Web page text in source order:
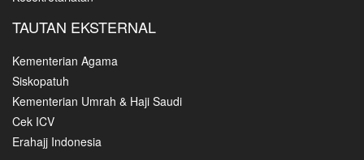
TAUTAN EKSTERNAL
Kementerian Agama
Siskopatuh
Kementerian Umrah & Haji Saudi
Cek ICV
Erahajj Indonesia